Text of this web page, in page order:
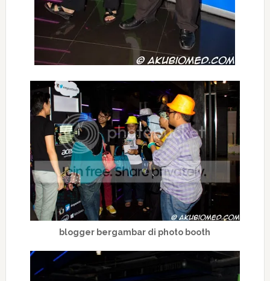
blogger bergambar di photo booth